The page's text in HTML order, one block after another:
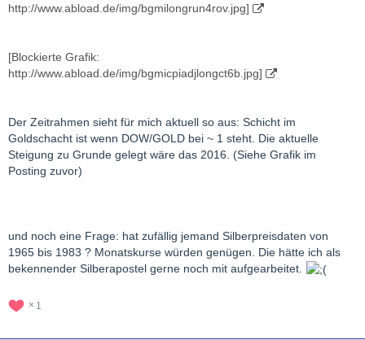
http://www.abload.de/img/bgmilongrun4rov.jpg]
[Blockierte Grafik:
http://www.abload.de/img/bgmicpiadjlongct6b.jpg]
Der Zeitrahmen sieht für mich aktuell so aus: Schicht im
Goldschacht ist wenn DOW/GOLD bei ~ 1 steht. Die aktuelle
Steigung zu Grunde gelegt wäre das 2016. (Siehe Grafik im
Posting zuvor)
und noch eine Frage: hat zufällig jemand Silberpreisdaten von
1965 bis 1983 ? Monatskurse würden genügen. Die hätte ich als
bekennender Silberapostel gerne noch mit aufgearbeitet.
1